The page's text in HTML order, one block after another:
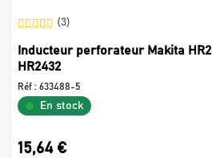
(3)
Inducteur perforateur Makita
HR2432
Réf : 633488-5
En stock
15,64 €